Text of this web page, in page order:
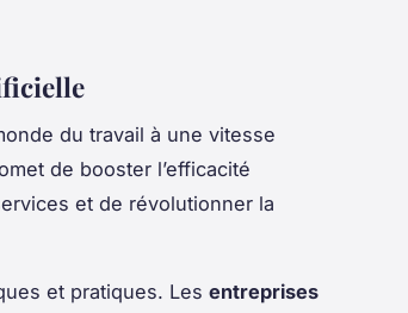
du travail à une vitesse
de booster l’efficacité
et de révolutionner la
et pratiques. Les entreprises